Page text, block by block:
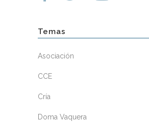
Temas
Asociación
CCE
Cría
Doma Vaquera